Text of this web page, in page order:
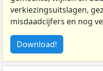
verkiezingsuitslagen,
misdaadcijfers en nog
Download!